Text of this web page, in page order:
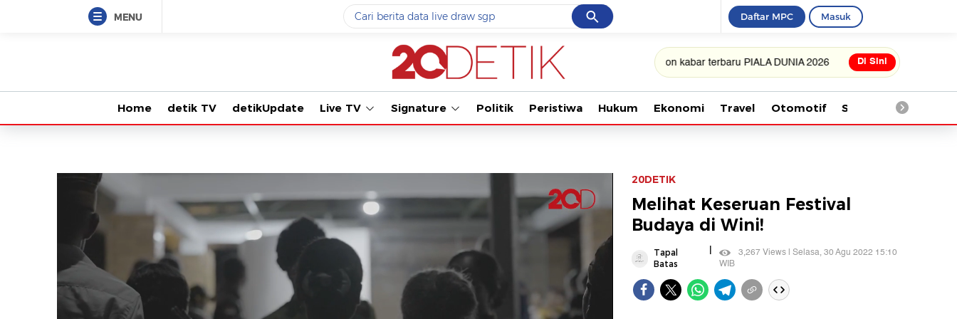
MENU Cancel
Yang sedang ramai dicari
#3streaming motogp
#5data live draw sgp
Promoted
Terakhir yang dicari
Loading...
Daftar MPC Masuk
Tonton kabar terbaru PIALA DUNIA 2026 Di Sini
Home detik TV detikUpdate Live TV Signature Politik Peristiwa Hukum Ekonomi Travel Otomotif Saintek
20DETIK
Melihat Keseruan Festival
Budaya di Wini!
Tapal
Batas
|
3,267 Views | Selasa, 30 Agu 2022 15:10
WIB